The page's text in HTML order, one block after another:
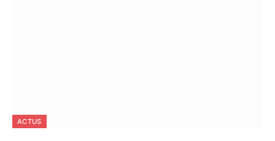
ACTUS